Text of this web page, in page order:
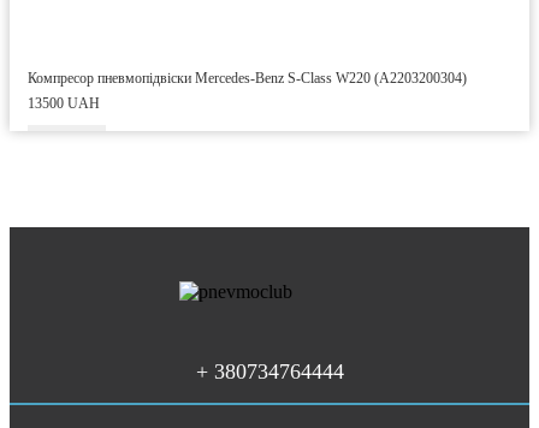
Компресор пневмопідвіски Mercedes-Benz S-Class W220 (A2203200304)
13500 UAH
+ 380734764444